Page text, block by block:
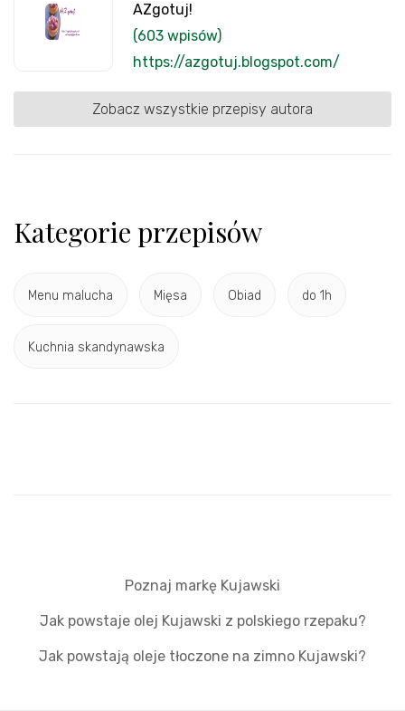
AZgotuj!
(603 wpisów)
https://azgotuj.blogspot.com/
Zobacz wszystkie przepisy autora
Kategorie przepisów
Menu malucha Mięsa Obiad do 1h
Kuchnia skandynawska
Poznaj markę Kujawski
Jak powstaje olej Kujawski z polskiego rzepaku?
Jak powstają oleje tłoczone na zimno Kujawski?